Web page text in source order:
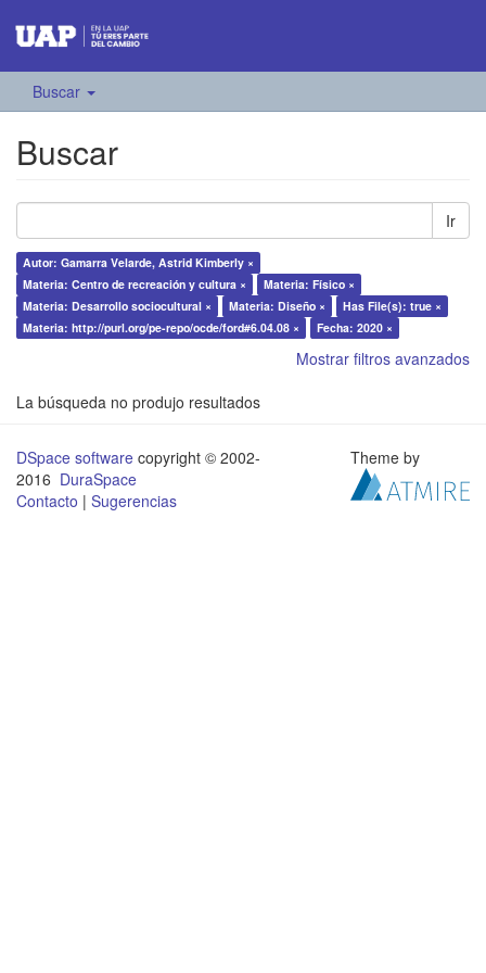
Buscar
Buscar
Ir
Autor: Gamarra Velarde, Astrid Kimberly ×
Materia: Centro de recreación y cultura ×
Materia: Físico ×
Materia: Desarrollo sociocultural ×
Materia: Diseño ×
Has File(s): true ×
Materia: http://purl.org/pe-repo/ocde/ford#6.04.08 ×
Fecha: 2020 ×
Mostrar filtros avanzados
La búsqueda no produjo resultados
DSpace software copyright © 2002-
2016 DuraSpace
Contacto | Sugerencias
Theme by